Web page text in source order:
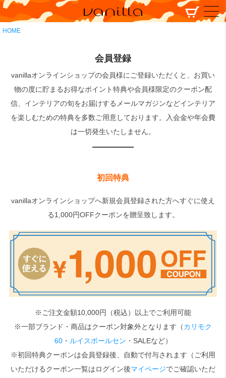
HOME
検索
会員登録
vanillaオンラインショップの会員様にご登録いただくと、お買い
物の度に貯まるお得なポイント特典や会員様限定のクーポン配
信、インテリアの旬をお届けするメールマガジンなどインテリア
を楽しむための特典を多数ご用意しております。入会金や年会費
は一切発生いたしません。
初回特典
vanillaオンラインショップへ新規会員登録された方へすぐに使え
る1,000円OFFクーポンを贈呈致します。
※ご注文金額10,000円（税込）以上でご利用可能
※一部ブランド・商品はクーポン対象外となります（カリモク
60・ ルイスポールセン ・SALEなど）
※初回特典クーポンは会員登録後、自動で付与されます（ご利用
いただけるクーポン一覧はログイン後マイページでご確認いただ